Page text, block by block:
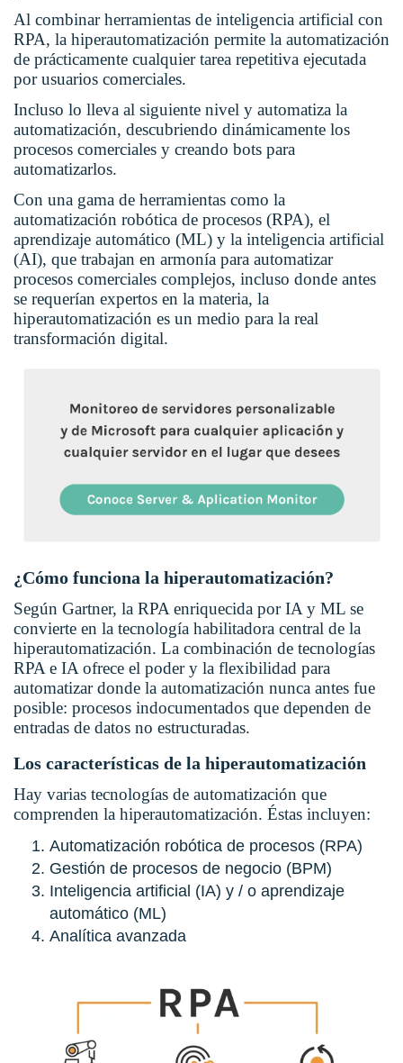
Al combinar herramientas de inteligencia artificial con
RPA, la hiperautomatización permite la automatización
de prácticamente cualquier tarea repetitiva ejecutada
por usuarios comerciales.
Incluso lo lleva al siguiente nivel y automatiza la
automatización, descubriendo dinámicamente los
procesos comerciales y creando bots para
automatizarlos.
Con una gama de herramientas como la
automatización robótica de procesos (RPA), el
aprendizaje automático (ML) y la inteligencia artificial
(AI), que trabajan en armonía para automatizar
procesos comerciales complejos, incluso donde antes
se requerían expertos en la materia, la
hiperautomatización es un medio para la real
transformación digital.
¿Cómo funciona la hiperautomatización?
Según Gartner, la RPA enriquecida por IA y ML se
convierte en la tecnología habilitadora central de la
hiperautomatización. La combinación de tecnologías
RPA e IA ofrece el poder y la flexibilidad para
automatizar donde la automatización nunca antes fue
posible: procesos indocumentados que dependen de
entradas de datos no estructuradas.
Los características de la hiperautomatización
Hay varias tecnologías de automatización que
comprenden la hiperautomatización. Éstas incluyen:
Automatización robótica de procesos (RPA)
Gestión de procesos de negocio (BPM)
Inteligencia artificial (IA) y / o aprendizaje
automático (ML)
Analítica avanzada